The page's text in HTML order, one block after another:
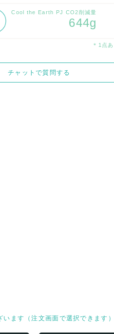
Cool the Earth PJ CO2削減量
644g
＊1点
チャットで質問する
ます（注文画面で選択できます）